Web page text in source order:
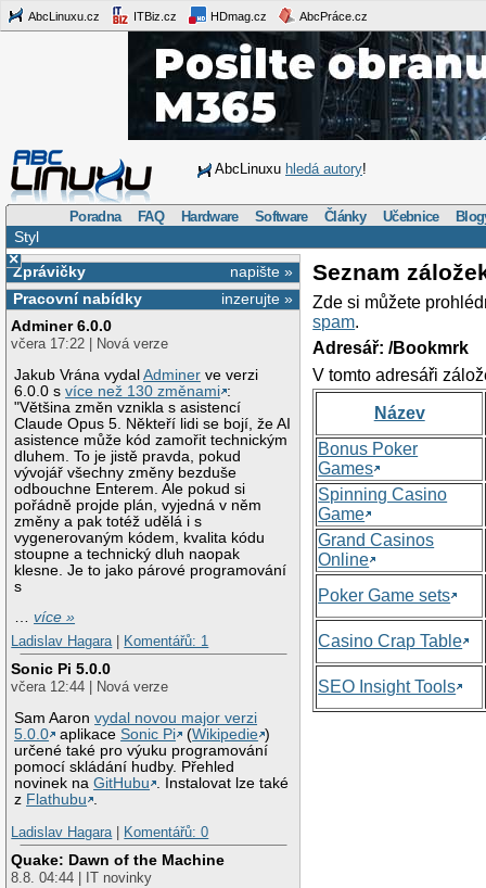
AbcLinuxu.cz ITBiz.cz HDmag.cz AbcPráce.cz
AbcLinuxu hledá autory!
Poradna FAQ Hardware Software Články Učebnice
Styl
×
napište »
Zprávičky
inzerujte »
Pracovní nabídky
Adminer 6.0.0
včera 17:22 | Nová verze
Jakub Vrána vydalAdminer ve verzi
6.0.0 svíce než 130 změnami :
"Většina změn vznikla s asistencí
Claude Opus 5. Někteří lidi se bojí, že AI
asistence může kód zamořit technickým
dluhem. To je jistě pravda, pokud
vývojář všechny změny bezduše
odbouchne Enterem. Ale pokud si
pořádně projde plán, vyjedná v něm
změny a pak totéž udělá i s
vygenerovaným kódem, kvalita kódu
stoupne a technický dluh naopak
klesne. Je to jako párové programování
s
…více »
Ladislav Hagara
Komentářů: 1
Sonic Pi 5.0.0
včera 12:44 | Nová verze
Sam Aaronvydal novou major verzi
5.0.0
aplikaceSonic Pi (Wikipedie )
určené také pro výuku programování
pomocí skládání hudby. Přehled
novinek naGitHubu . Instalovat lze také
z Flathubu .
Ladislav Hagara
Komentářů: 0
Quake: Dawn of the Machine
8.8. 04:44 | IT novinky
Seznam
Zde si můžete
spam.
Adresář: /Bookmrk
V tomto adresáři
Název
Bonus Poker
Games
Spinning Casino
Game
Grand Casinos
Online
Poker Game sets
Casino Crap Table
SEO Insight Tools